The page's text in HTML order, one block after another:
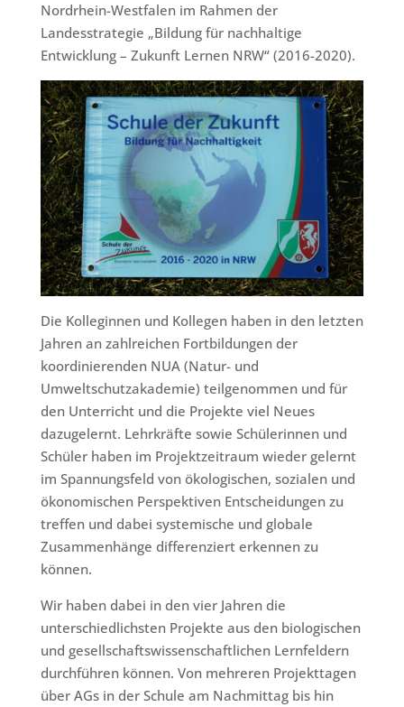
Nordrhein-Westfalen im Rahmen der
Landesstrategie „Bildung für nachhaltige
Entwicklung – Zukunft Lernen NRW“ (2016-2020).
Die Kolleginnen und Kollegen haben in den letzten
Jahren an zahlreichen Fortbildungen der
koordinierenden NUA (Natur- und
Umweltschutzakademie) teilgenommen und für
den Unterricht und die Projekte viel Neues
dazugelernt. Lehrkräfte sowie Schülerinnen und
Schüler haben im Projektzeitraum wieder gelernt
im Spannungsfeld von ökologischen, sozialen und
ökonomischen Perspektiven Entscheidungen zu
treffen und dabei systemische und globale
Zusammenhänge differenziert erkennen zu
können.
Wir haben dabei in den vier Jahren die
unterschiedlichsten Projekte aus den biologischen
und gesellschaftswissenschaftlichen Lernfeldern
durchführen können. Von mehreren Projekttagen
über AGs in der Schule am Nachmittag bis hin